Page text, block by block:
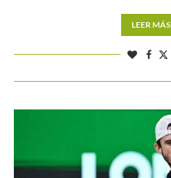
LEER MÁS